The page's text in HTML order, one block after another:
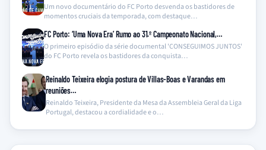
Um novo documentário do FC Porto desvenda os bastidores de
momentos cruciais da temporada, com destaque…
FC Porto: ‘Uma Nova Era’ Rumo ao 31.º Campeonato Nacional,…
O primeiro episódio da série documental 'CONSEGUIMOS JUNTOS'
do FC Porto revela os bastidores da conquista…
Reinaldo Teixeira elogia postura de Villas-Boas e Varandas em
reuniões…
Reinaldo Teixeira, Presidente da Mesa da Assembleia Geral da Liga
Portugal, destacou a cordialidade e o…